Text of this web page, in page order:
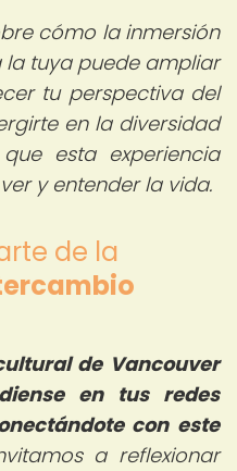
cómo la inmersión
tuya puede ampliar
tu perspectiva del
en la diversidad
esta experiencia
y entender la vida.
de la
de Vancouver
en tus redes
con este
a reflexionar